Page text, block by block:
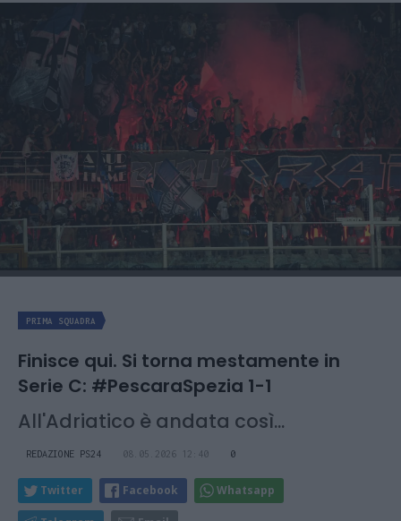
PRIMA SQUADRA
Finisce qui. Si torna mestamente in
Serie C: #PescaraSpezia 1-1
All'Adriatico è andata così...
REDAZIONE PS24 08.05.2026 12:40 0
Twitter Facebook Whatsapp